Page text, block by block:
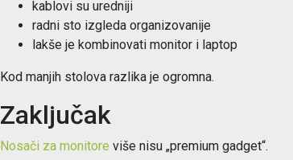
kablovi su uredniji
radni sto izgleda organizovanije
lakše je kombinovati monitor i laptop
Kod manjih stolova razlika je ogromna.
Zaključak
Nosači za monitore više nisu „premium gadget“.